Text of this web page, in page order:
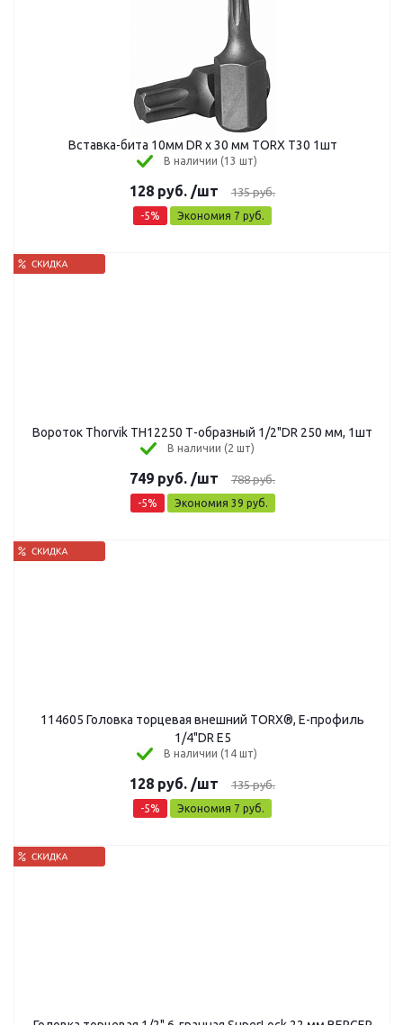
Вставка-бита 10мм DR x 30 мм TORX T30 1шт
В наличии (13 шт)
128 руб. /шт 135руб.
-5% Экономия 7 руб.
Вороток Thorvik TH12250 Т-образный 1/2"DR 250 мм, 1шт
В наличии (2 шт)
749 руб. /шт 788руб.
-5% Экономия 39 руб.
114605 Головка торцевая внешний TORX®, Е-профиль
1/4"DR Е5
В наличии (14 шт)
128 руб. /шт 135руб.
-5% Экономия 7 руб.